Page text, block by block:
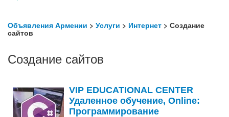
Объявления Армении > Услуги > Интернет > Создание
сайтов
Создание сайтов
VIP EDUCATIONAL CENTER
Удаленное обучение, Online:
Программирование